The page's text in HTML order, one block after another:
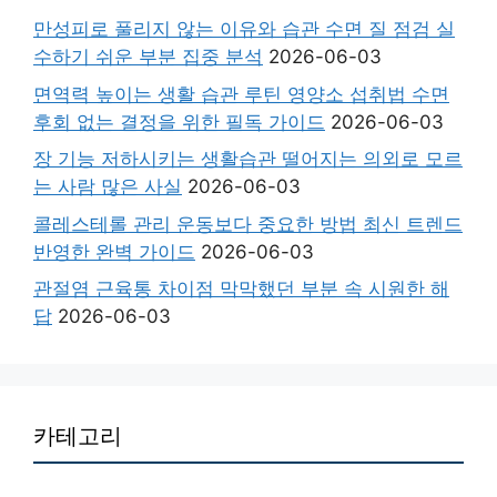
만성피로 풀리지 않는 이유와 습관 수면 질 점검 실
수하기 쉬운 부분 집중 분석 2026-06-03
면역력 높이는 생활 습관 루틴 영양소 섭취법 수면
후회 없는 결정을 위한 필독 가이드 2026-06-03
장 기능 저하시키는 생활습관 떨어지는 의외로 모르
는 사람 많은 사실 2026-06-03
콜레스테롤 관리 운동보다 중요한 방법 최신 트렌드
반영한 완벽 가이드 2026-06-03
관절염 근육통 차이점 막막했던 부분 속 시원한 해
답 2026-06-03
카테고리